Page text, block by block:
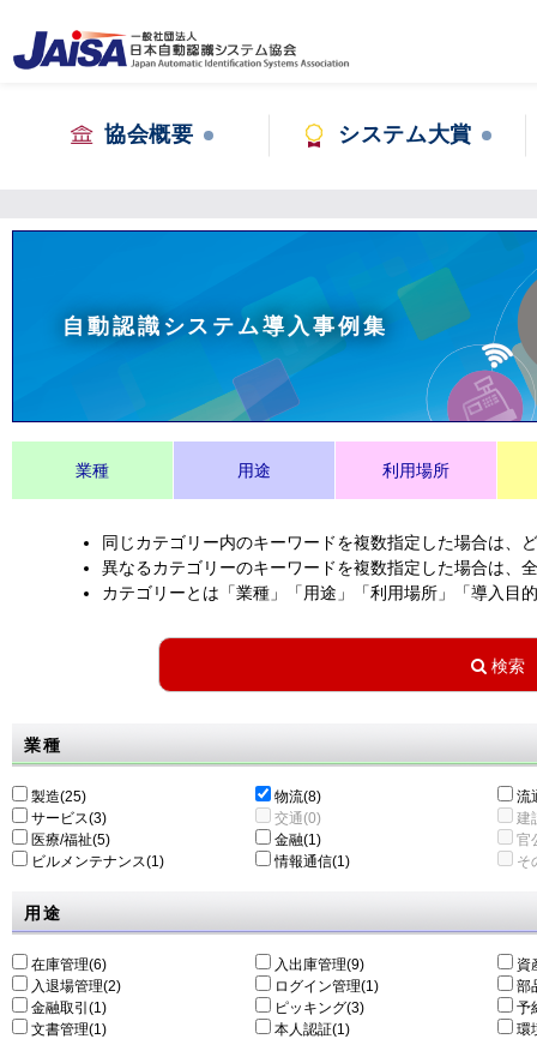
協会概要 システム大賞
自動認識システム導入事例集
業種 用途 利用場所
同じカテゴリー内のキーワードを複数指定した場合は、
異なるカテゴリーのキーワードを複数指定した場合は、
カテゴリーとは「業種」「用途」「利用場所」「導入目
業種
製造(25) 物流(8)
流
サービス(3)
交通(0)
建
医療/福祉(5)
金融(1)
官
ビルメンテナンス(1)
情報通信(1) そ
用途
在庫管理(6) 入出庫管理(9)
資
入退場管理(2)
ログイン管理(1)
部
金融取引(1)
ピッキング(3)
予
文書管理(1)
本人認証(1)
環